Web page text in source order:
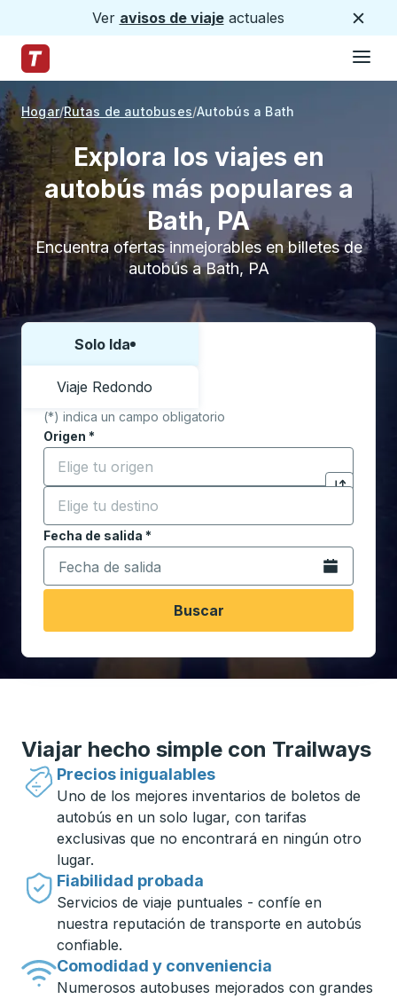
Ver avisos de viajeactuales
Página de inicio de Trailways
Hogar Rutas de autobuses Autobús a Bath
Explora los viajes en
autobús más populares a
Bath, PA
Encuentra ofertas inmejorables en billetes de
autobús a Bath, PA
Elija una forma o viaje de ida y vuelta:
Solo Ida
Viaje Redondo
(*) indica un campo obligatorio
Origen *
Comience a escribir la ciudad de origen para abrir
Haga clic
Destino *
Comience a escribir la ciudad de destino para
Fecha de salida *
Escriba la fecha en formato de fecha Barra diagonal
Abra el
Buscar
Viajar hecho simple con Trailways
Precios inigualables
Uno de los mejores inventarios de boletos de
autobús en un solo lugar, con tarifas
exclusivas que no encontrará en ningún otro
lugar.
Fiabilidad probada
Servicios de viaje puntuales - confíe en
nuestra reputación de transporte en autobús
confiable.
Comodidad y conveniencia
Numerosos autobuses mejorados con grandes